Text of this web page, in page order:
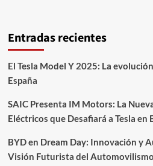
Entradas recientes
El Tesla Model Y 2025: La
España
SAIC Presenta IM Motors: La
Eléctricos que Desafiará a Tesla en
BYD en Dream Day: Innovación y
Visión Futurista del Automovilismo